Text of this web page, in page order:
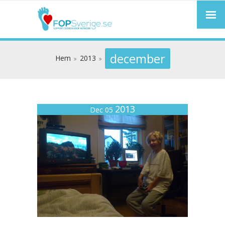
Hem 2013 december
Dec 05 2013